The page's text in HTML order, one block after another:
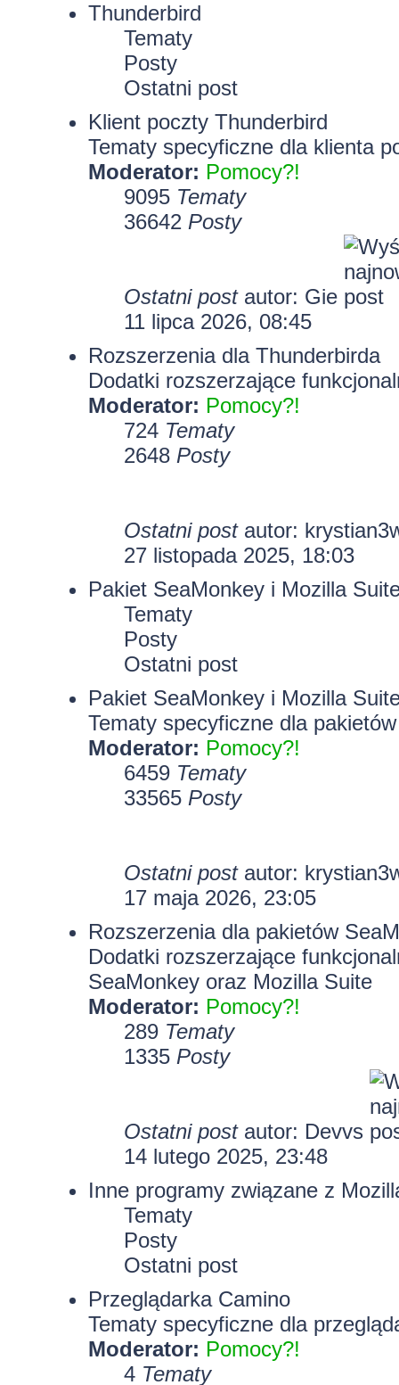
Thunderbird
Tematy
Posty
Ostatni post
Klient poczty Thunderbird
Tematy specyficzne dla klienta
Moderator: Pomocy?!
9095 Tematy
36642 Posty
Ostatni postautor: Gie
11 lipca 2026, 08:45
Rozszerzenia dla Thunderbirda
Dodatki rozszerzające
Moderator: Pomocy?!
724 Tematy
2648 Posty
Ostatni postautor:
27 listopada 2025, 18:03
Pakiet SeaMonkey i Mozilla
Tematy
Posty
Ostatni post
Pakiet SeaMonkey i Mozilla
Tematy specyficzne dla
Moderator: Pomocy?!
6459 Tematy
33565 Posty
Ostatni postautor:
17 maja 2026, 23:05
Rozszerzenia dla pakietów
Dodatki rozszerzające
SeaMonkey oraz Mozilla Suite
Moderator: Pomocy?!
289 Tematy
1335 Posty
Ostatni postautor: Devvs
14 lutego 2025, 23:48
Inne programy związane z
Tematy
Posty
Ostatni post
Przeglądarka Camino
Tematy specyficzne dla
Moderator: Pomocy?!
4 Tematy